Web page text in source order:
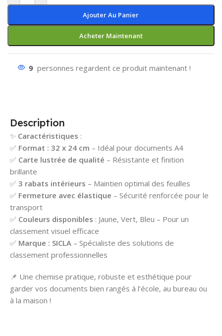
Ajouter Au Panier
Acheter Maintenant
9 personnes regardent ce produit maintenant !
Description
✨ Caractéristiques :
✅ Format : 32 x 24 cm – Idéal pour documents A4
✅ Carte lustrée de qualité – Résistante et finition
brillante
✅ 3 rabats intérieurs – Maintien optimal des feuilles
✅ Fermeture avec élastique – Sécurité renforcée pour le
transport
✅ Couleurs disponibles : Jaune, Vert, Bleu – Pour un
classement visuel efficace
✅ Marque : SICLA – Spécialiste des solutions de
classement professionnelles
📌 Une chemise pratique, robuste et esthétique pour
garder vos documents bien rangés à l’école, au bureau ou
à la maison !